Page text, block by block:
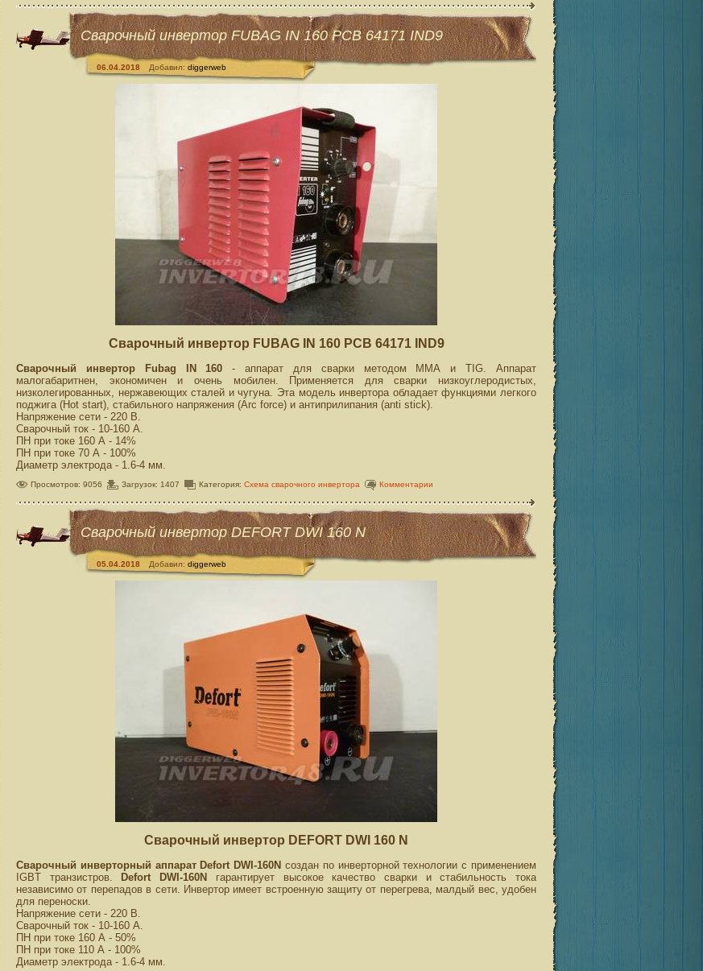
Сварочный инвертор FUBAG IN 160 PCB 64171 IND9
06.04.2018 Добавил: diggerweb
Сварочный инвертор FUBAG IN 160 PCB 64171 IND9
Сварочный инвертор Fubag IN 160 - аппарат для сварки методом ММА и TIG. Аппарат
малогабаритнен, экономичен и очень мобилен. Применяется для сварки низкоуглеродистых,
низколегированных, нержавеющих сталей и чугуна. Эта модель инвертора обладает функциями легкого
поджига (Hot start), стабильного напряжения (Arc force) и антиприлипания (anti stick).
Напряжение сети - 220 В.
Сварочный ток - 10-160 А.
ПН при токе 160 А - 14%
ПН при токе 70 А - 100%
Диаметр электрода - 1.6-4 мм.
Просмотров: 9056 Загрузок: 1407 Категория: Схема сварочного инвертора Комментарии
Сварочный инвертор DEFORT DWI 160 N
05.04.2018 Добавил: diggerweb
Сварочный инвертор DEFORT DWI 160 N
Сварочный инверторный аппарат Defort DWI-160N создан по инверторной технологии с применением
IGBT транзистров.
Defort DWI-160N
гарантирует высокое качество сварки и стабильность тока
независимо от перепадов в сети. Инвертор имеет встроенную защиту от перегрева, малдый вес, удобен
для переноски.
Напряжение сети - 220 В.
Сварочный ток - 10-160 А.
ПН при токе 160 А - 50%
ПН при токе 110 А - 100%
Диаметр электрода - 1.6-4 мм.